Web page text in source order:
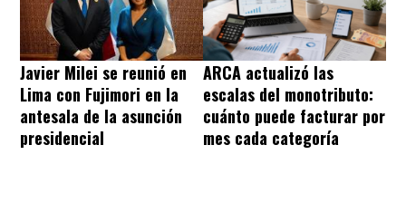
Javier Milei se reunió en
Lima con Fujimori en la
antesala de la asunción
presidencial
ARCA actualizó las
escalas del monotributo:
cuánto puede facturar por
mes cada categoría